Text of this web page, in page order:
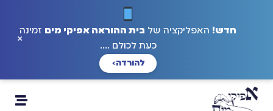
חדש! האפליקציה של בית ההוראה אפיקי מים זמינה
כעת לכולם ....
להורדה›
×